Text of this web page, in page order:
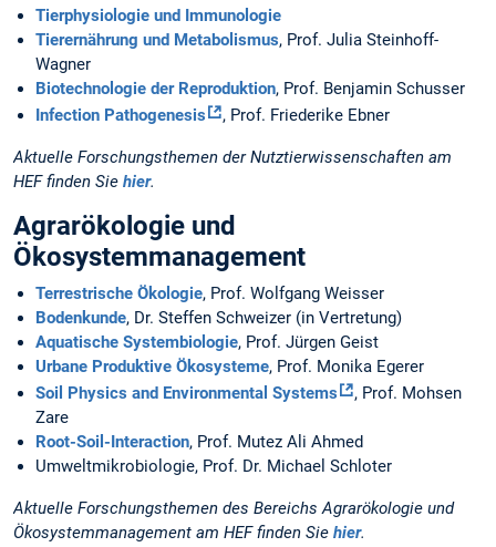
Tierphysiologie und Immunologie
Tierernährung und Metabolismus, Prof. Julia Steinhoff-
Wagner
Biotechnologie der Reproduktion, Prof. Benjamin Schusser
Infection Pathogenesis
, Prof. Friederike Ebner
Aktuelle Forschungsthemen der Nutztierwissenschaften am
HEF finden Sie hier.
Agrarökologie und
Ökosystemmanagement
Terrestrische Ökologie, Prof. Wolfgang Weisser
Bodenkunde, Dr. Steffen Schweizer (in Vertretung)
Aquatische Systembiologie, Prof. Jürgen Geist
Urbane Produktive Ökosysteme, Prof. Monika Egerer
Soil Physics and Environmental Systems
, Prof. Mohsen
Zare
Root-Soil-Interaction, Prof. Mutez Ali Ahmed
Umweltmikrobiologie, Prof. Dr. Michael Schloter
Aktuelle Forschungsthemen des Bereichs Agrarökologie und
Ökosystemmanagement am HEF finden Sie hier.